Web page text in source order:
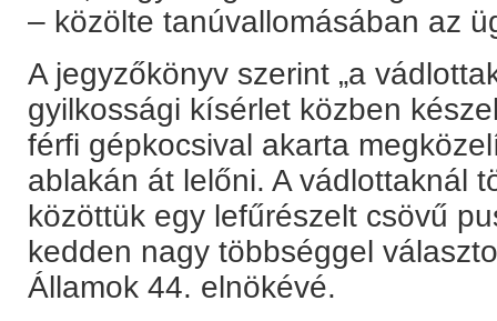
– közölte tanúvallomásában az
A jegyzőkönyv szerint „a
gyilkossági kísérlet közben
férfi gépkocsival akarta
ablakán át lelőni. A vádlottaknál
közöttük egy lefűrészelt csövű
kedden nagy többséggel
Államok 44. elnökévé.